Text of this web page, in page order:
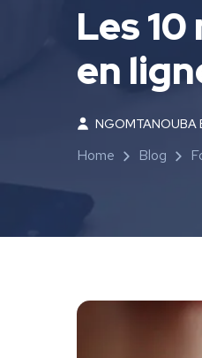
Les
en
NGOMTANOUBA
Home Blog